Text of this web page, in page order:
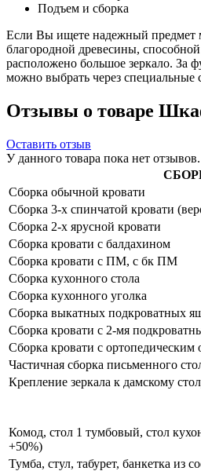
Подъем и сборка
Если Вы ищете надежный предмет
благородной древесины,
расположено большое зеркало. За
можно выбрать через специальные
Отзывы о товаре
Оставить отзыв
У данного товара пока нет отзывов.
Сборка обычной кровати
Сборка 3-х спинчатой кровати
Сборка 2-х ярусной кровати
Сборка кровати с балдахином
Сборка кровати с ПМ, с бк ПМ
Сборка кухонного стола
Сборка кухонного уголка
Сборка выкатных подкроватных
Сборка кровати с 2-мя
Сборка кровати с ортопедическим
Частичная сборка письменного
Крепление зеркала к дамскому
Комод, стол 1 тумбовый, стол
+50%)
Тумба, стул, табурет, банкетка из